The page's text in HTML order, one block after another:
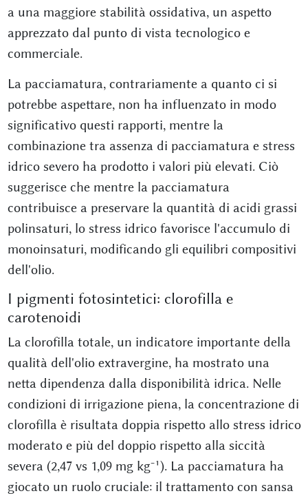
a una maggiore stabilità ossidativa, un aspetto
apprezzato dal punto di vista tecnologico e
commerciale.
La pacciamatura, contrariamente a quanto ci si
potrebbe aspettare, non ha influenzato in modo
significativo questi rapporti, mentre la
combinazione tra assenza di pacciamatura e stress
idrico severo ha prodotto i valori più elevati. Ciò
suggerisce che mentre la pacciamatura
contribuisce a preservare la quantità di acidi grassi
polinsaturi, lo stress idrico favorisce l'accumulo di
monoinsaturi, modificando gli equilibri compositivi
dell'olio.
I pigmenti fotosintetici: clorofilla e
carotenoidi
La clorofilla totale, un indicatore importante della
qualità dell'olio extravergine, ha mostrato una
netta dipendenza dalla disponibilità idrica. Nelle
condizioni di irrigazione piena, la concentrazione di
clorofilla è risultata doppia rispetto allo stress idrico
moderato e più del doppio rispetto alla siccità
severa (2,47 vs 1,09 mg kg⁻¹). La pacciamatura ha
giocato un ruolo cruciale: il trattamento con sansa